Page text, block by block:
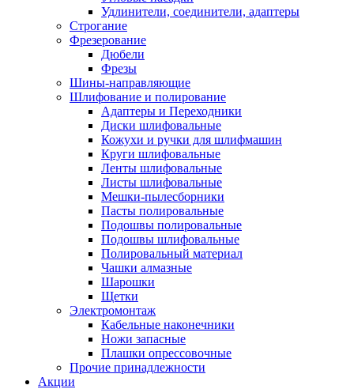
Удлинители, соединители, адаптеры
Строгание
Фрезерование
Дюбели
Фрезы
Шины-направляющие
Шлифование и полирование
Адаптеры и Переходники
Диски шлифовальные
Кожухи и ручки для шлифмашин
Круги шлифовальные
Ленты шлифовальные
Листы шлифовальные
Мешки-пылесборники
Пасты полировальные
Подошвы полировальные
Подошвы шлифовальные
Полировальный материал
Чашки алмазные
Шарошки
Щетки
Электромонтаж
Кабельные наконечники
Ножи запасные
Плашки опрессовочные
Прочие принадлежности
Акции